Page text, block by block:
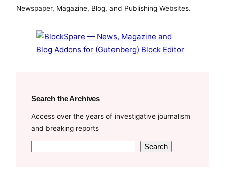
o
e
b
Newspaper, Magazine, Blog, and Publishing Websites.
Search the Archives
Access over the years of investigative journalism
and breaking reports
Search